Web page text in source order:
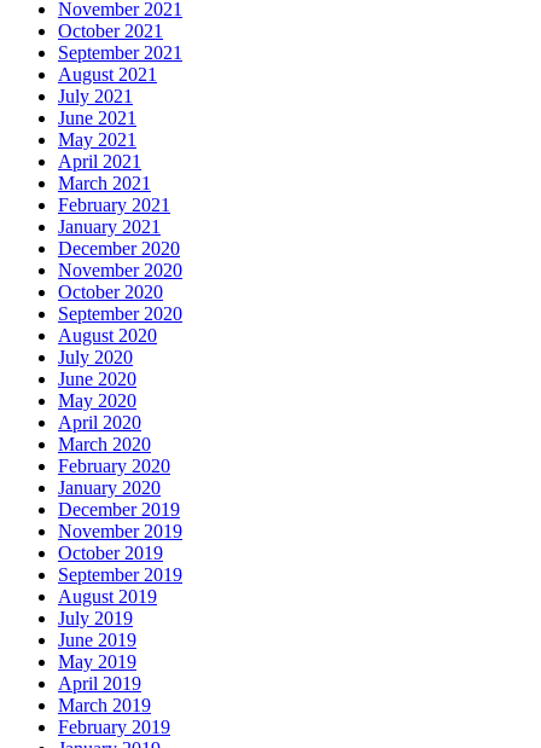
November 2021
October 2021
September 2021
August 2021
July 2021
June 2021
May 2021
April 2021
March 2021
February 2021
January 2021
December 2020
November 2020
October 2020
September 2020
August 2020
July 2020
June 2020
May 2020
April 2020
March 2020
February 2020
January 2020
December 2019
November 2019
October 2019
September 2019
August 2019
July 2019
June 2019
May 2019
April 2019
March 2019
February 2019